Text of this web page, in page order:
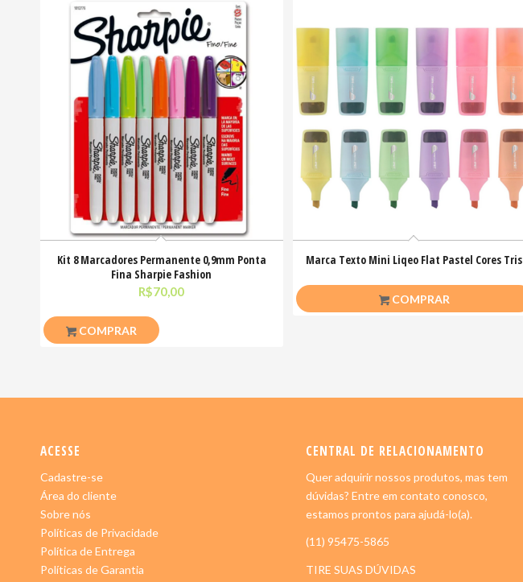
Kit 8 Marcadores Permanente 0,9mm Ponta
Fina Sharpie Fashion
R$70,00
COMPRAR
Marca Texto Mini Liqeo Flat Pastel Cores Tris
COMPRAR
ACESSE
Cadastre-se
Área do cliente
Sobre nós
Políticas de Privacidade
Política de Entrega
Políticas de Garantia
CENTRAL DE RELACIONAMENTO
Quer adquirir nossos produtos, mas tem
dúvidas? Entre em contato conosco,
estamos prontos para ajudá-lo(a).
(11) 95475-5865
TIRE SUAS DÚVIDAS